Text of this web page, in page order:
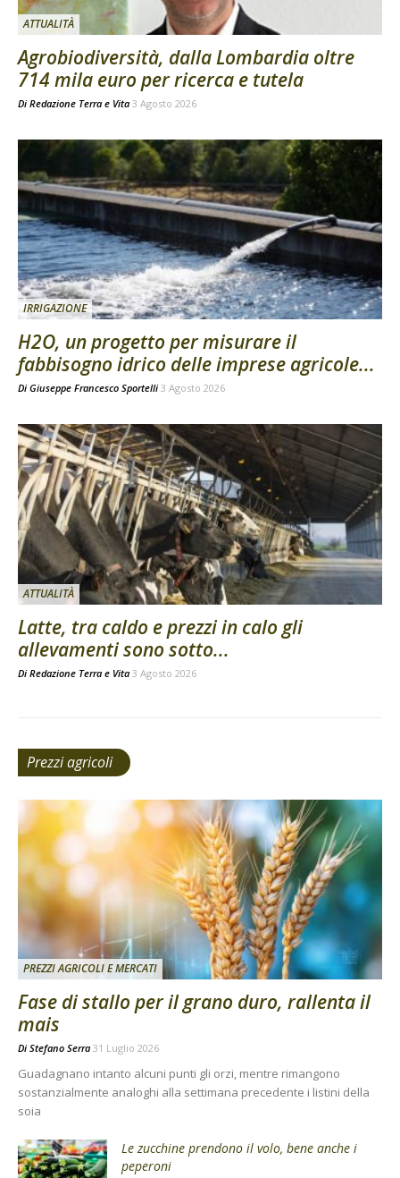
ATTUALITÀ
Agrobiodiversità, dalla Lombardia oltre
714 mila euro per ricerca e tutela
Di Redazione Terra e Vita 3 Agosto 2026
IRRIGAZIONE
H2O, un progetto per misurare il
fabbisogno idrico delle imprese agricole...
Di Giuseppe Francesco Sportelli 3 Agosto 2026
ATTUALITÀ
Latte, tra caldo e prezzi in calo gli
allevamenti sono sotto...
Di Redazione Terra e Vita 3 Agosto 2026
Prezzi agricoli
PREZZI AGRICOLI E MERCATI
Fase di stallo per il grano duro, rallenta il
mais
Di Stefano Serra 31 Luglio 2026
Guadagnano intanto alcuni punti gli orzi, mentre rimangono
sostanzialmente analoghi alla settimana precedente i listini della
soia
Le zucchine prendono il volo, bene anche i
peperoni